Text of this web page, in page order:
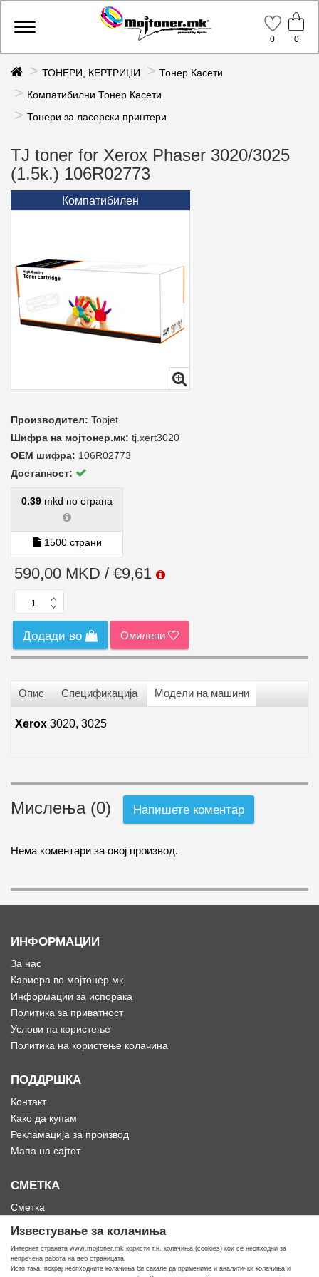
Известување за колачиња
Интернет страната www.mojtoner.mk користи т.н. колачиња (cookies) кои се неопходни за
непречена работа на веб страницата.
Исто така, покрај неопходните колачиња би сакале да примениме и аналитички колачиња и
Toggle
0
0
ТОНЕРИ, КЕРТРИЏИ
Тонер Касети
Компатибилни Тонер Касети
Тонери за ласерски принтери
TJ toner for Xerox Phaser 3020/3025
(1.5k.) 106R02773
Компатибилен
Производител: Topjet
Шифра на мојтонер.мк: tj.xert3020
ОЕМ шифра: 106R02773
Достапност:
0.39 mkd по страна
1500 страни
590,00 MKD / €9,61
Додади во Омилени
Опис Спецификација Модели на машини
Xerox 3020, 3025
Мислења (0) Напишете коментар
Нема коментари за овој производ.
ИНФОРМАЦИИ
За нас
Кариера во мојтонер.мк
Информации за испорака
Политика за приватност
Услови на користење
Политика на користење колачина
ПОДДРШКА
Контакт
Како да купам
Рекламација за производ
Мапа на сајтот
СМЕТКА
Сметка
Омилени